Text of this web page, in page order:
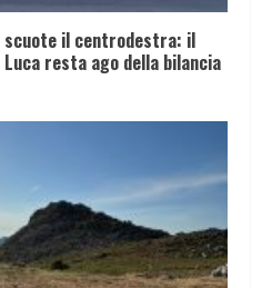
scuote il centrodestra: il
resta ago della bilancia